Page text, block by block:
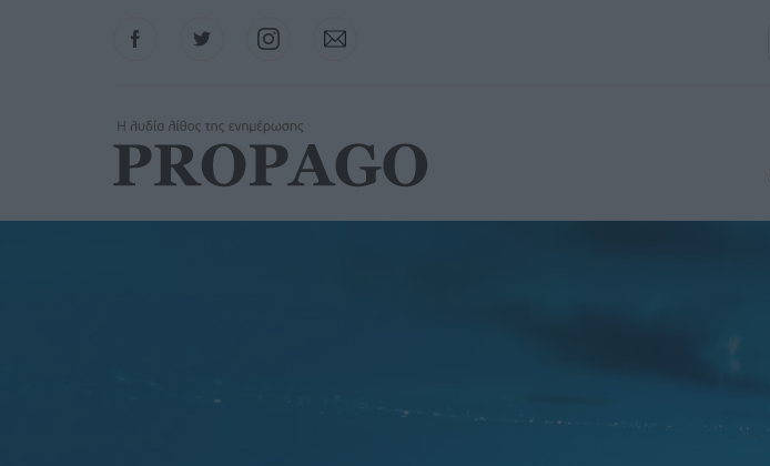
FacebookTwitter InstagramContact